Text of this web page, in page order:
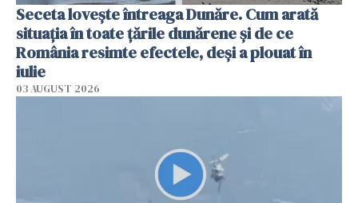
Seceta lovește întreaga Dunăre. Cum arată
situația în toate țările dunărene și de ce
România resimte efectele, deși a plouat în
iulie
03 AUGUST 2026